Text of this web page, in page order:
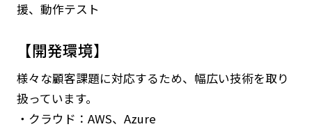
援、動作テスト
【開発環境】
様々な顧客課題に対応するため、幅広い技術を取り
扱っています。
・クラウド：AWS、Azure